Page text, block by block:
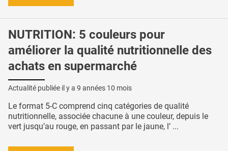
NUTRITION: 5 couleurs pour
améliorer la qualité nutritionnelle des
achats en supermarché
Actualité publiée il y a 9 années 10 mois
Le format 5-C comprend cinq catégories de qualité
nutritionnelle, associée chacune à une couleur, depuis le
vert jusqu’au rouge, en passant par le jaune, l’ ...